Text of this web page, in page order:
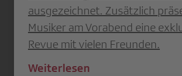
ausgezeichnet. Zusätzlich
Musiker am Vorabend eine
Revue mit vielen Freunden.
Weiterlesen